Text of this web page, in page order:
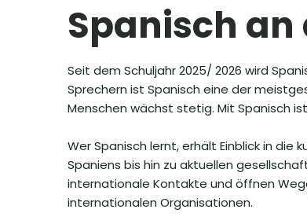
Spanisch an
Seit dem Schuljahr 2025/ 2026 wird
Sprechern ist Spanisch eine der
Menschen wächst stetig. Mit Spanisch
Wer Spanisch lernt, erhält Einblick in die
Spaniens bis hin zu aktuellen
internationale Kontakte und öffnen
internationalen Organisationen.